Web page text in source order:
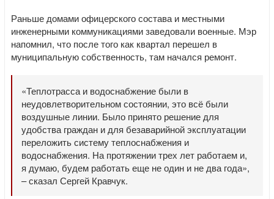
Раньше домами офицерского состава и местными
инженерными коммуникациями заведовали военные. Мэр
напомнил, что после того как квартал перешел в
муниципальную собственность, там начался ремонт.
«Теплотрасса и водоснабжение были в
неудовлетворительном состоянии, это всё были
воздушные линии. Было принято решение для
удобства граждан и для безаварийной эксплуатации
переложить систему теплоснабжения и
водоснабжения. На протяжении трех лет работаем и,
я думаю, будем работать еще не один и не два года»,
– сказал Сергей Кравчук.